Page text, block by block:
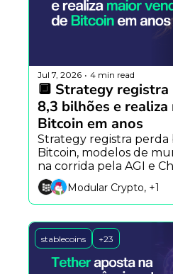
Jul 7, 2026 • 4 min read
🔲 Strategy registra
8,3 bilhões e
Bitcoin em anos
Strategy registra perda
Bitcoin, modelos de
na corrida pela AGI e
agentes de IA com
Modular Crypto, +1
stablecoins +23